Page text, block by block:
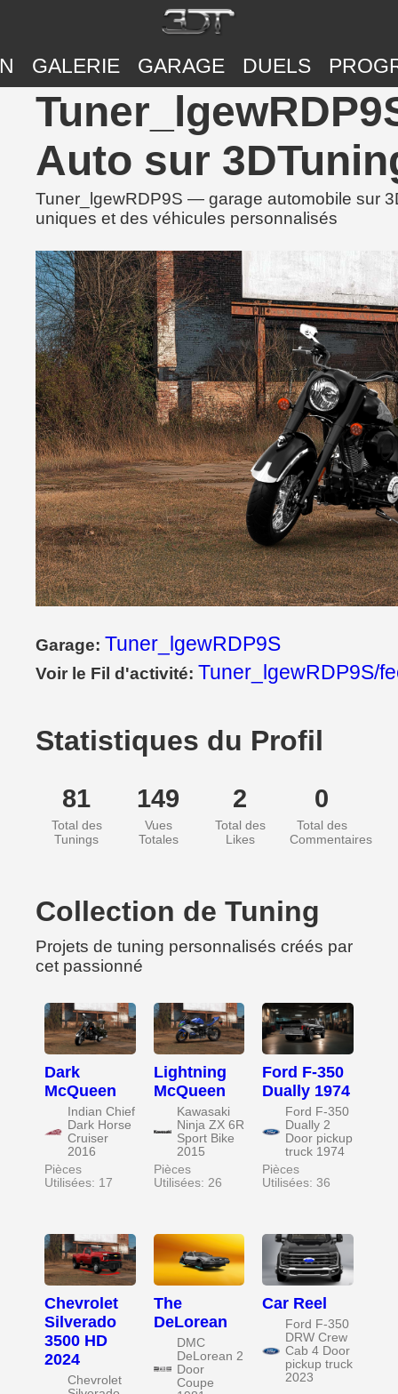
GALERIE GARAGE DUELS
Auto sur
Tuner_lgewRDP9S — garage automobile sur
uniques et des véhicules personnalisés
Garage: Tuner_lgewRDP9S
Voir le Fil d'activité: Tuner_lgewRDP9S/
Statistiques du Profil
81
Total des
Tunings
149
Vues
Totales
2
Total des
Likes
0
Total des
Commentaires
Collection de Tuning
Projets de tuning personnalisés créés par
cet passionné
Dark
McQueen
Indian Chief
Dark Horse
Cruiser
2016
Pièces
Utilisées: 17
Lightning
McQueen
Kawasaki
Ninja ZX 6R
Sport Bike
2015
Pièces
Utilisées: 26
Ford F-350
Dually 1974
Ford F-350
Dually 2
Door pickup
truck 1974
Pièces
Utilisées: 36
Chevrolet
Silverado
3500 HD
2024
Chevrolet
The
DeLorean
DMC
DeLorean 2
Door
Coupe
Car Reel
Ford F-350
DRW Crew
Cab 4 Door
pickup truck
2023